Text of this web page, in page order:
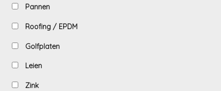
Pannen
Roofing / EPDM
Golfplaten
Leien
Zink